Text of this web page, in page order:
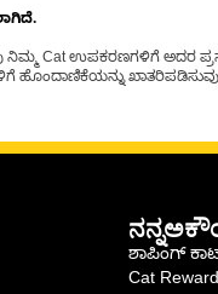
Cat ಉಪಕರಣಗಳಿಗೆ ಅದರ
ಹೊಂದಾಣಿಕೆಯನ್ನು
ಶಾಪಿಂಗ್
Cat